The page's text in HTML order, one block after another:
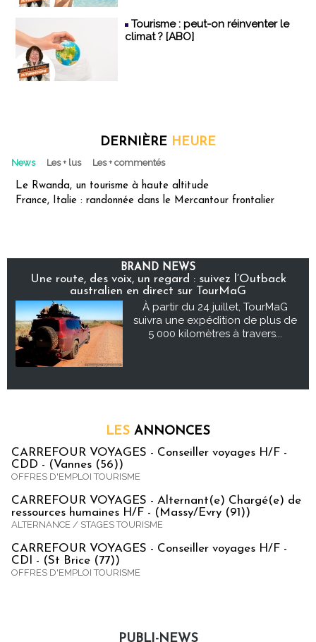
Tourisme : peut-on réinventer le
climat ? [ABO]
DERNIÈRE HEURE
News Les + lus Les + commentés
Le Rwanda, un tourisme à haute altitude
France, Italie : randonnée dans le Mercantour frontalier
BRAND NEWS
Une route, des voix, un regard : suivez l’Outback
australien en direct sur TourMaG
À partir du 24 juillet, TourMaG
suivra une expédition de plus de
5 000 kilomètres à travers...
LES ANNONCES
CARREFOUR VOYAGES - Conseiller voyages H/F -
CDD - (Vannes (56))
OFFRES D'EMPLOI TOURISME
CARREFOUR VOYAGES - Alternant(e) Chargé(e) de
ressources humaines H/F - (Massy/Evry (91))
ALTERNANCE / STAGES TOURISME
CARREFOUR VOYAGES - Conseiller voyages H/F -
CDI - (St Brice (77))
OFFRES D'EMPLOI TOURISME
PUBLI-NEWS